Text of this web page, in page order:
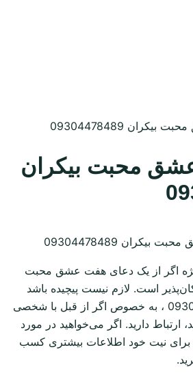
09304478489
محبت بیکران
اگر از یک دعای هفت عشق محبت
است. لازم نیست پیچیده باشد
تماس بگیرید 09304478489 ، به خصوص اگر از قبل با شخصی
ارتباط دارید. اگر می‌خواهید در مورد
نیت خود اطلاعات بیشتری کسب